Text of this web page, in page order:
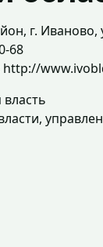
г. Иваново,
68
http://